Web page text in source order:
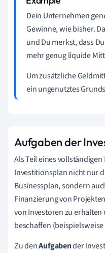
Dein Unternehmen
Gewinne, wie bisher.
und Du merkst, dass
mehr genug liquide
Um zusätzliche
ein ungenutztes
Aufgaben der
Als Teil eines
Investitionsplan nicht nur
Businessplan, sondern
Finanzierung von
von Investoren zu
beschaffen
Zu denAufgabender